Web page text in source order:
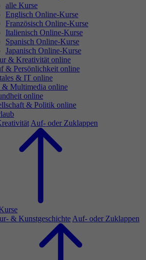
alle Kurse
Englisch Online-Kurse
Französisch Online-Kurse
Italienisch Online-Kurse
Spanisch Online-Kurse
Japanisch Online-Kurse
& Kreativität online
& Persönlichkeit online
& IT online
& Multimedia online
online
& Politik online
Auf- oder Zuklappen
& Kunstgeschichte Auf- oder Zuklappen